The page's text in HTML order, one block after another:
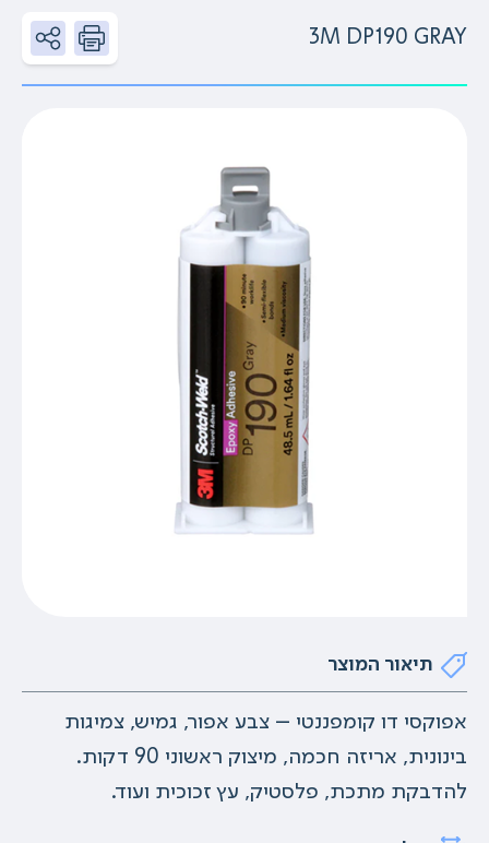
3M DP190 GRAY
תיאור המוצר
אפוקסי דו קומפננטי – צבע אפור, גמיש, צמיגות
בינונית, אריזה חכמה, מיצוק ראשוני 90 דקות.
להדבקת מתכת, פלסטיק, עץ זכוכית ועוד.